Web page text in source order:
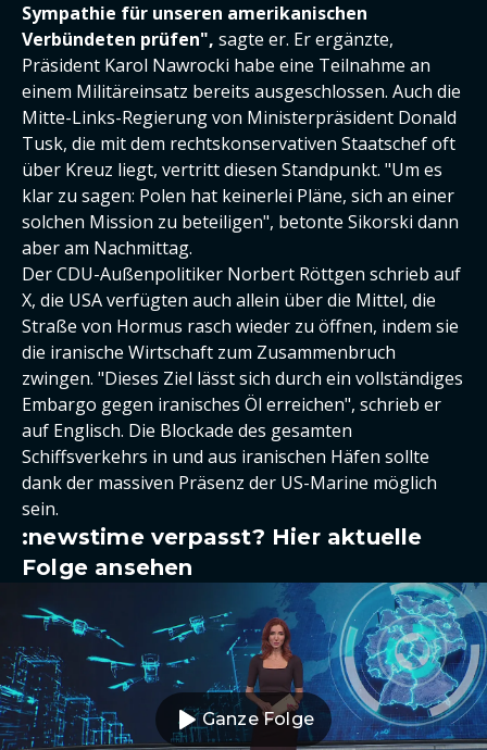
Sympathie für unseren amerikanischen
Verbündeten prüfen", sagte er. Er ergänzte,
Präsident Karol Nawrocki habe eine Teilnahme an
einem Militäreinsatz bereits ausgeschlossen. Auch die
Mitte-Links-Regierung von Ministerpräsident Donald
Tusk, die mit dem rechtskonservativen Staatschef oft
über Kreuz liegt, vertritt diesen Standpunkt. "Um es
klar zu sagen: Polen hat keinerlei Pläne, sich an einer
solchen Mission zu beteiligen", betonte Sikorski dann
aber am Nachmittag.
Der CDU-Außenpolitiker Norbert Röttgen schrieb auf
X, die USA verfügten auch allein über die Mittel, die
Straße von Hormus rasch wieder zu öffnen, indem sie
die iranische Wirtschaft zum Zusammenbruch
zwingen. "Dieses Ziel lässt sich durch ein vollständiges
Embargo gegen iranisches Öl erreichen", schrieb er
auf Englisch. Die Blockade des gesamten
Schiffsverkehrs in und aus iranischen Häfen sollte
dank der massiven Präsenz der US-Marine möglich
sein.
:newstime verpasst? Hier aktuelle
Folge ansehen
Ganze Folge